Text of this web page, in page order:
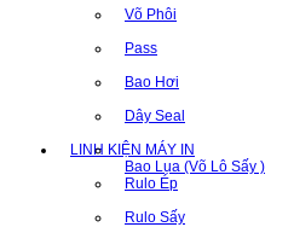
Võ Phôi
Pass
Bao Hơi
Dây Seal
LINH KIỆN MÁY IN
Bao Lụa (Võ Lô Sấy )
Rulo Ép
Rulo Sấy